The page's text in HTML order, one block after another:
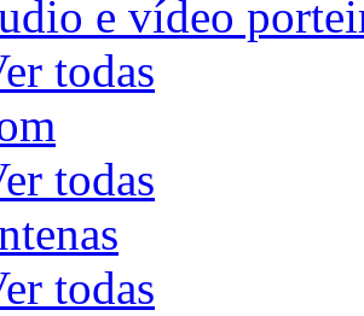
e vídeo
todas
todas
todas